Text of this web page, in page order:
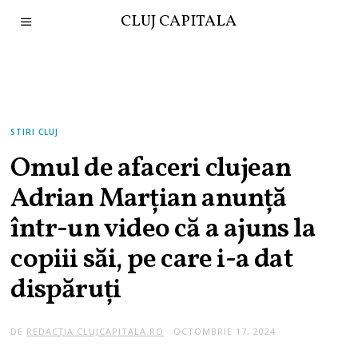
CLUJ CAPITALA
STIRI CLUJ
Omul de afaceri clujean
Adrian Marțian anunță
într-un video că a ajuns la
copiii săi, pe care i-a dat
dispăruți
DE REDACȚIA CLUJCAPITALA.RO OCTOMBRIE 17, 2024